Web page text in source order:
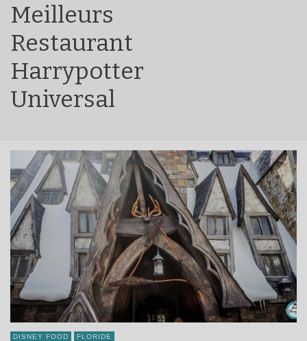
Meilleurs
Restaurant
Harrypotter
Universal
DISNEY FOOD FLORIDE